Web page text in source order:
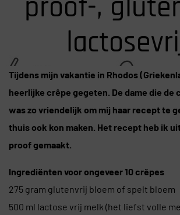
Tijdens mijn vakantie in Rhodos
heerlijke crêpe gegeten. De dame die de
was zo vriendelijk om mij haar recept te
thuis ook kon maken. Het recept heb ik
proof gemaakt.
Ingrediënten voor ongeveer 10 crêpes
275 gram glutenvrij bloem of spelt bloem
500 ml lactose vrij melk (het liefst volle